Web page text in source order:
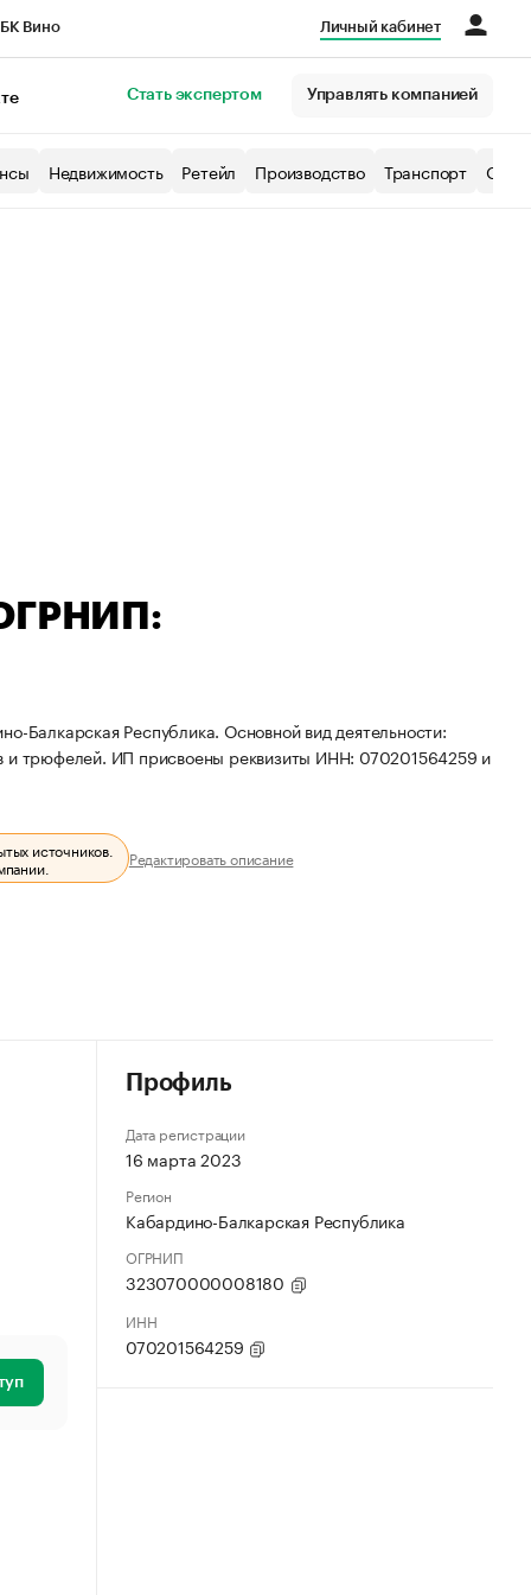
Вино Личный кабинет
Стать экспертом Управлять компанией
Недвижимость Ретейл Производство Транспорт
Балкарская Республика. Основной вид деятельности:
и трюфелей. ИП присвоены реквизиты ИНН: 070201564259 и
источников.
Редактировать описание
Профиль
Дата регистрации
16 марта 2023
Регион
Кабардино-Балкарская Республика
ОГРНИП
323070000008180
ИНН
070201564259